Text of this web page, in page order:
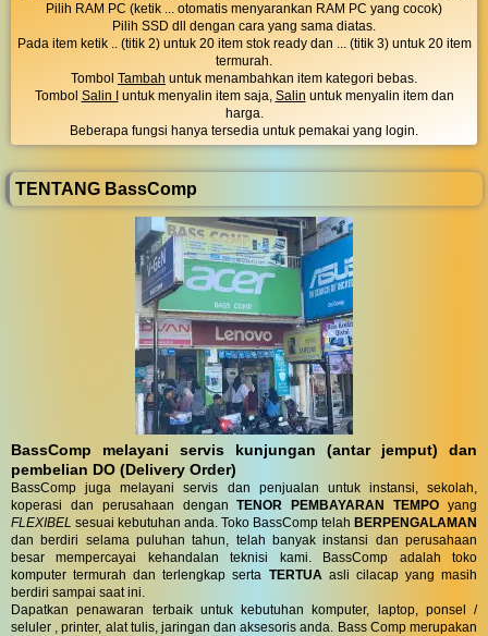
Pilih RAM PC (ketik ... otomatis menyarankan RAM PC yang cocok)
Pilih SSD dll dengan cara yang sama diatas.
Pada item ketik .. (titik 2) untuk 20 item stok ready dan ... (titik 3) untuk 20 item
termurah.
Tombol Tambah untuk menambahkan item kategori bebas.
Tombol Salin I untuk menyalin item saja, Salin untuk menyalin item dan
harga.
Beberapa fungsi hanya tersedia untuk pemakai yang login.
TENTANG BassComp
BassComp melayani servis kunjungan (antar jemput) dan
pembelian DO (Delivery Order)
BassComp juga melayani servis dan penjualan untuk instansi, sekolah,
koperasi dan perusahaan denganTENOR PEMBAYARAN TEMPO yang
FLEXIBEL sesuai kebutuhan anda. Toko BassComp telah BERPENGALAMAN
dan berdiri selama puluhan tahun, telah banyak instansi dan perusahaan
besar mempercayai kehandalan teknisi kami. BassComp adalah toko
komputer termurah dan terlengkap serta TERTUAasli cilacap yang masih
berdiri sampai saat ini.
Dapatkan penawaran terbaik untuk kebutuhan komputer, laptop, ponsel /
seluler , printer, alat tulis, jaringan dan aksesoris anda. Bass Comp merupakan